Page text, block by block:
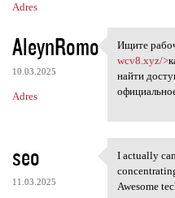
Adres
AleynRomo
10.03.2025
Adres
Ищите
Ищите
wcv8.xyz/>
найти
seo
11.03.2025
I actually
I actually
Awesome